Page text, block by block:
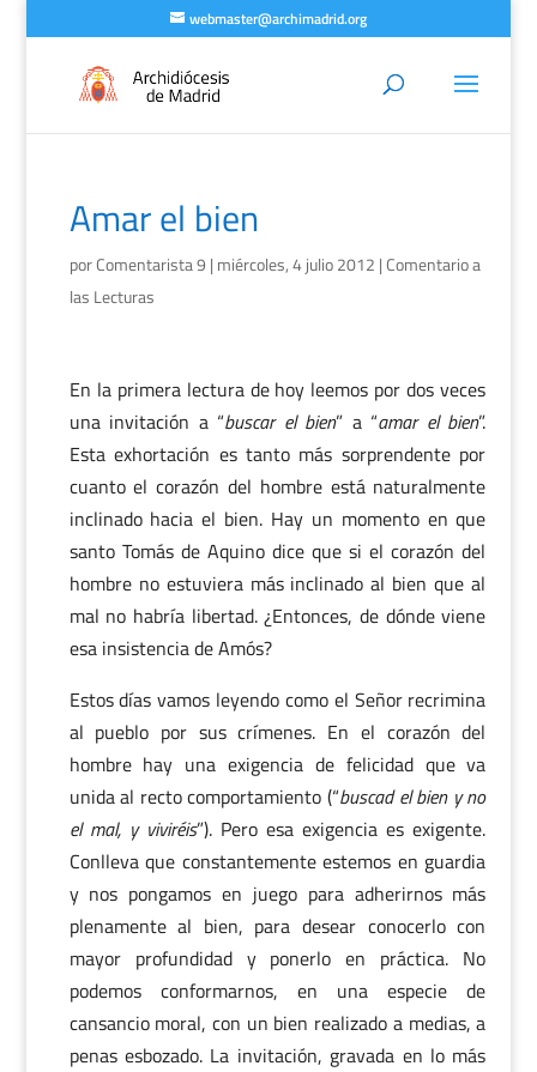
webmaster@archimadrid.org
Amar el bien
porComentarista 9 | miércoles, 4 julio 2012 |Comentario a
las Lecturas
En la primera lectura de hoy leemos por dos veces
una invitación a “buscar el bien” a “amar el bien”.
Esta exhortación es tanto más sorprendente por
cuanto el corazón del hombre está naturalmente
inclinado hacia el bien. Hay un momento en que
santo Tomás de Aquino dice que si el corazón del
hombre no estuviera más inclinado al bien que al
mal no habría libertad. ¿Entonces, de dónde viene
esa insistencia de Amós?
Estos días vamos leyendo como el Señor recrimina
al pueblo por sus crímenes. En el corazón del
hombre hay una exigencia de felicidad que va
unida al recto comportamiento (“buscad el bien y no
el mal, y viviréis”). Pero esa exigencia es exigente.
Conlleva que constantemente estemos en guardia
y nos pongamos en juego para adherirnos más
plenamente al bien, para desear conocerlo con
mayor profundidad y ponerlo en práctica. No
podemos conformarnos, en una especie de
cansancio moral, con un bien realizado a medias, a
penas esbozado. La invitación, gravada en lo más